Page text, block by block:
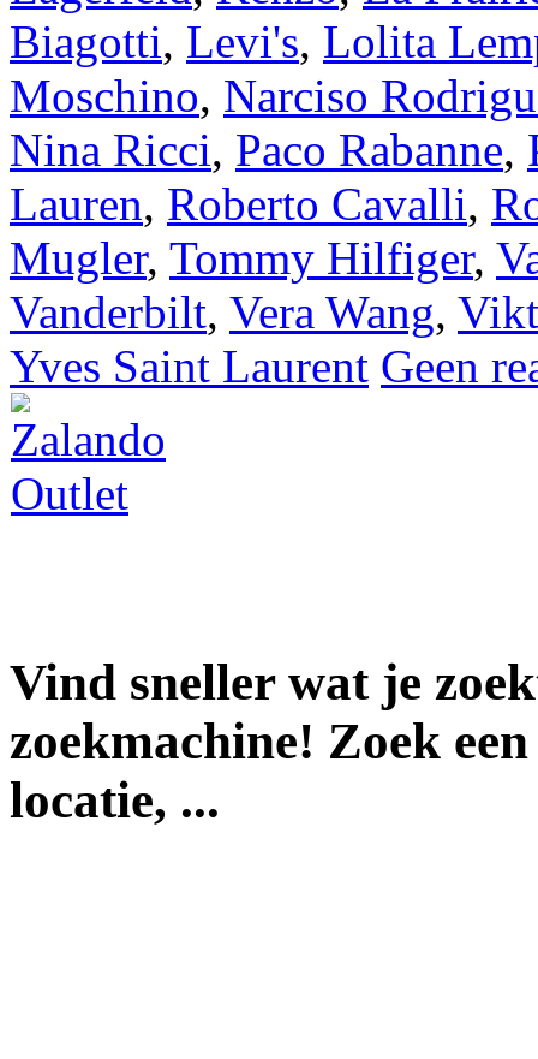
Biagotti, Levi's, Lolita
Moschino, Narciso
Nina Ricci, Paco Rabanne,
Lauren, Roberto Cavalli,
Mugler, Tommy Hilfiger,
Vanderbilt, Vera Wang,
Yves Saint Laurent Geen
Vind sneller wat je
zoekmachine! Zoek
locatie, ...